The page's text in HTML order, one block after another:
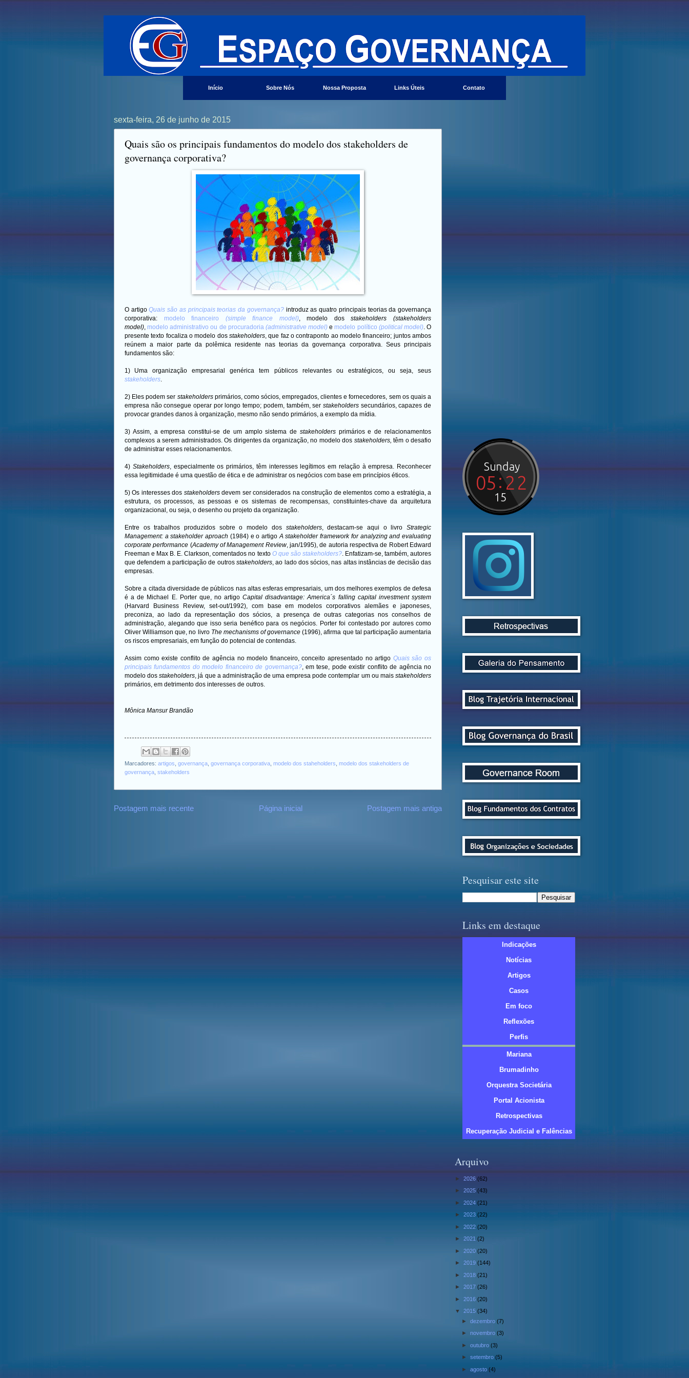
Início Sobre Nós Nossa Proposta Links Úteis Contato
sexta-feira, 26 de junho de 2015
Quais são os principais fundamentos do modelo dos stakeholders de
governança corporativa?
O artigoQuais são as principais teorias da governança?introduz as quatro principais teorias da governança
corporativa:
modelo financeiro (simple finance model), modelo dosstakeholders
(stakeholders
model) modelo administrativo ou de procuradoria (administrative model) e modelo político (political model). O
presente texto focaliza o modelo dos stakeholders , que faz o contraponto ao modelo financeiro; juntos ambos
reúnem a maior parte da polêmica residente nas teorias da governança corporativa. Seus principais
fundamentos são:
1)
Uma organização empresarial genérica tem públicos relevantes ou estratégicos, ou seja, seus
stakeholders
2) Eles podem ser stakeholdersprimários, como sócios, empregados, clientes e fornecedores, sem os quais a
empresa não consegue operar por longo tempo; podem, também, ser stakeholderssecundários, capazes de
provocar grandes danos à organização, mesmo não sendo primários, a exemplo da mídia.
3) Assim, a empresa constitui-se de um amplo sistema de stakeholdersprimários e de relacionamentos
complexos a serem administrados. Os dirigentes da organização, no modelo dos stakeholders, têm o desafio
de administrar esses relacionamentos.
4) Stakeholders, especialmente os primários, têm interesses legítimos em relação à empresa. Reconhecer
essa legitimidade é uma questão de ética e de administrar os negócios com base em princípios éticos.
5) Os interesses dos stakeholdersdevem ser considerados na construção de elementos como a estratégia, a
estrutura, os processos, as pessoas e os sistemas de recompensas, constituintes-chave da arquitetura
organizacional, ou seja, o desenho ou projeto da organização.
Entre os trabalhos produzidos sobre o modelo dos stakeholders, destacam-se aqui o livroStrategic
Management: a stakeholder aproach (1984) e o artigo A stakeholder framework for analyzing and evaluating
corporate performance (Academy of Management Review, jan/1995), de autoria respectiva de Robert Edward
Freeman e Max B. E. Clarkson, comentados no texto O que são stakeholders?. Enfatizam-se, também, autores
que defendem a participação de outros stakeholders, ao lado dos sócios, nas altas instâncias de decisão das
empresas.
Sobre a citada diversidade de públicos nas altas esferas empresariais, um dos melhores exemplos de defesa
é a de Michael E. Porter que, no artigoCapital disadvantage: America´s falling capital investment system
(Harvard Business Review, set-out/1992), com base em modelos corporativos alemães e japoneses,
preconiza, ao lado da representação dos sócios, a presença de outras categorias nos conselhos de
administração, alegando que isso seria benéfico para os negócios. Porter foi contestado por autores como
Oliver Williamson que, no livro The mechanisms of governance (1996), afirma que tal participação aumentaria
os riscos empresariais, em função do potencial de contendas.
Assim como existe conflito de agência no modelo financeiro, conceito apresentado no artigo Quais são os
principais fundamentos do modelo financeiro de governança?, em tese, pode existir conflito de agência no
modelo dosstakeholders , já que a administração de uma empresa pode contemplar um ou maisstakeholders
primários, em detrimento dos interesses de outros.
Mônica Mansur Brandão
Marcadores: artigos governança governança corporativa modelo dos staheholders modelo dos stakeholders de
governança stakeholders
Postagem mais recente Postagem mais antiga
Página inicial
Pesquisar este site
Links em destaque
Indicações
Notícias
Artigos
Casos
Em foco
Reflexões
Perfis
Mariana
Brumadinho
Orquestra Societária
Portal Acionista
Retrospectivas
Recuperação Judicial e Falências
Arquivo
► 2026 (62)
► 2025 (43)
► 2024 (21)
► 2023 (22)
► 2022 (20)
► 2021 (2)
► 2020 (20)
► 2019 (144)
► 2018 (21)
► 2017 (26)
► 2016 (20)
▼ 2015 (34)
►dezembro(7)
►novembro(3)
►outubro(3)
►setembro(5)
►agosto(4)